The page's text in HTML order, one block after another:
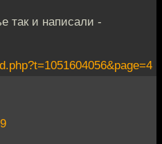
так и написали -